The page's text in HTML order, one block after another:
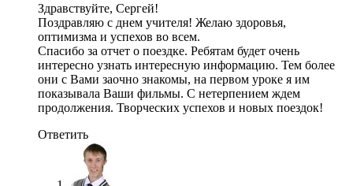
Здравствуйте, Сергей!
Поздравляю с днем учителя! Желаю здоровья,
оптимизма и успехов во всем.
Спасибо за отчет о поездке. Ребятам будет очень
интересно узнать интересную информацию. Тем более
они с Вами заочно знакомы, на первом уроке я им
показывала Ваши фильмы. С нетерпением ждем
продолжения. Творческих успехов и новых поездок!
Ответить